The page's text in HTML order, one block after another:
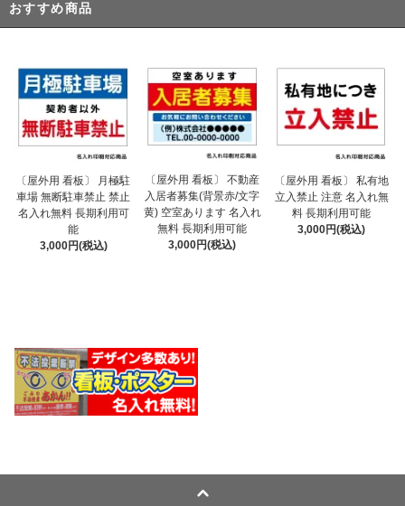
おすすめ商品
〔屋外用 看板〕 月極駐
車場 無断駐車禁止 禁止
名入れ無料 長期利用可
能
3,000円(税込)
〔屋外用 看板〕 不動産
入居者募集(背景赤/文字
黄) 空室あります 名入れ
無料 長期利用可能
3,000円(税込)
〔屋外用 看板〕 私有地
立入禁止 注意 名入れ無
料 長期利用可能
3,000円(税込)